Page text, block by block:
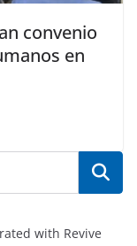
convenio
en
with Revive